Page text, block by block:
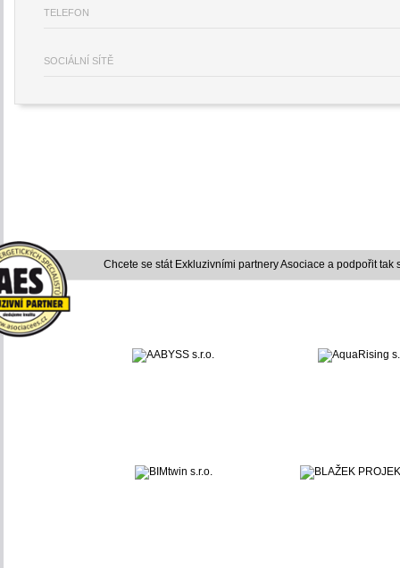
TELEFON
SOCIÁLNÍ SÍTĚ
Chcete se stát Exkluzivními partnery Asociace a podpořit tak